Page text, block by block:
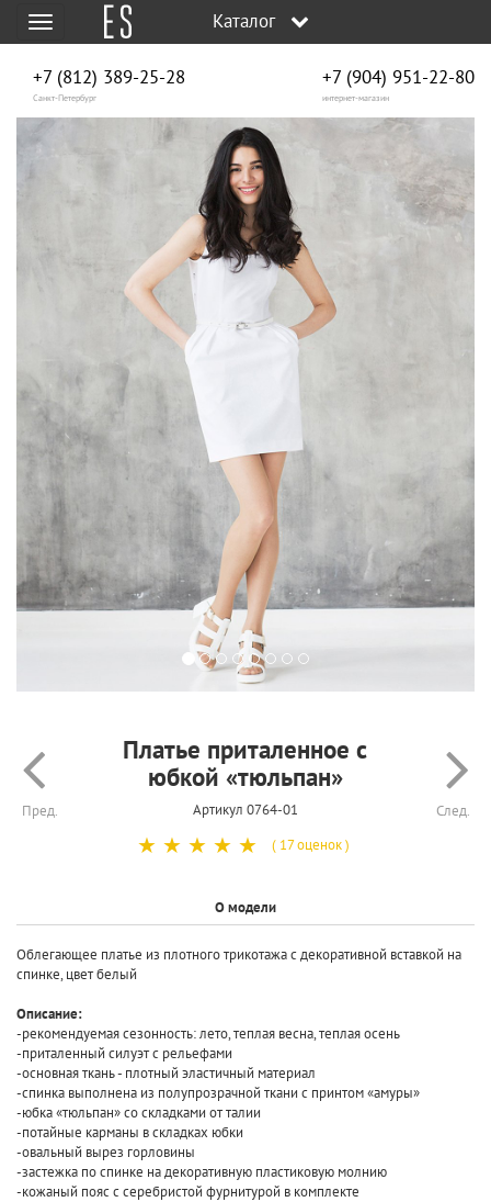
Меню Каталог
+7 (812) 389-25-28
Санкт-Петербург
+7 (904) 951‑22‑80
интернет-магазин
Пред.
Платье приталенное с
юбкой «тюльпан»
Артикул 0764-01 След.
☆
☆
☆
☆
☆ ( 17 оценок )
О модели
Облегающее платье из плотного трикотажа с декоративной вставкой на
спинке, цветбелый
Описание:
-рекомендуемая сезонность: лето,теплая весна,теплаяосень
-приталенный силуэт с рельефами
-основная ткань- плотный эластичный материал
-спинка выполнена из полупрозрачной ткани с принтом«амуры»
-юбка«тюльпан»со складками отталии
-потайные карманы в складках юбки
-овальный вырез горловины
-застежка по спинке на декоративную пластиковую молнию
-кожаный пояс с серебристой фурнитурой в комплекте